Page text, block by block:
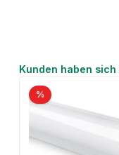
Produktgalerie
Kunden haben
%